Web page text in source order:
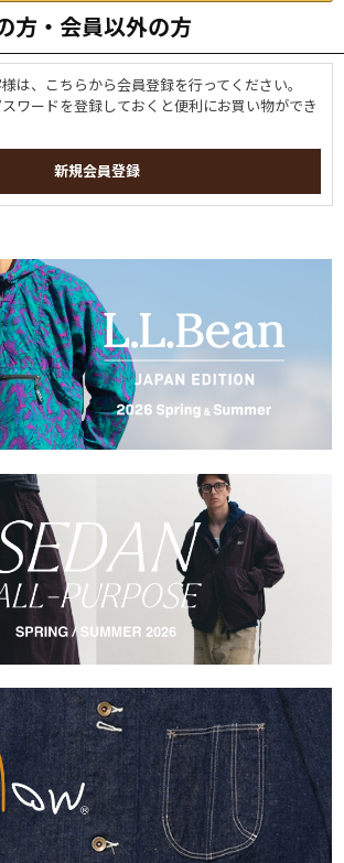
方・会員以外の方
は、こちらから会員登録を行ってください。
ワードを登録しておくと便利にお買い物ができ